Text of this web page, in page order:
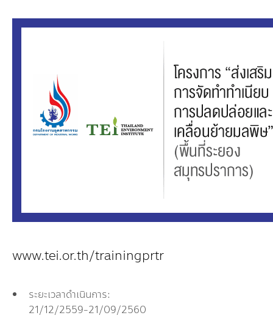
www.tei.or.th/trainingprtr
ระยะเวลาดำเนินการ:
21/12/2559-21/09/2560